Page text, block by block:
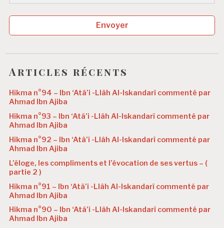
Envoyer
Articles récents
Hikma n°94 – Ibn ‘Atâ’i -Llâh Al-Iskandarî commenté par
Ahmad Ibn Ajiba
Hikma n°93 – Ibn ‘Atâ’i -Llâh Al-Iskandarî commenté par
Ahmad Ibn Ajiba
Hikma n°92 – Ibn ‘Atâ’i -Llâh Al-Iskandarî commenté par
Ahmad Ibn Ajiba
L’éloge, les compliments et l’évocation de ses vertus – (
partie 2 )
Hikma n°91 – Ibn ‘Atâ’i -Llâh Al-Iskandarî commenté par
Ahmad Ibn Ajiba
Hikma n°90 – Ibn ‘Atâ’i -Llâh Al-Iskandarî commenté par
Ahmad Ibn Ajiba